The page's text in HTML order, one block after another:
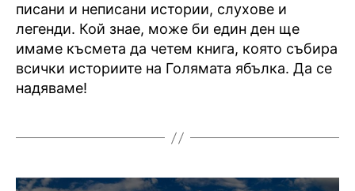
писани и неписани истории, слухове и
легенди. Кой знае, може би един ден ще
имаме късмета да четем книга, която събира
всички историите на Голямата ябълка. Да се
надяваме!